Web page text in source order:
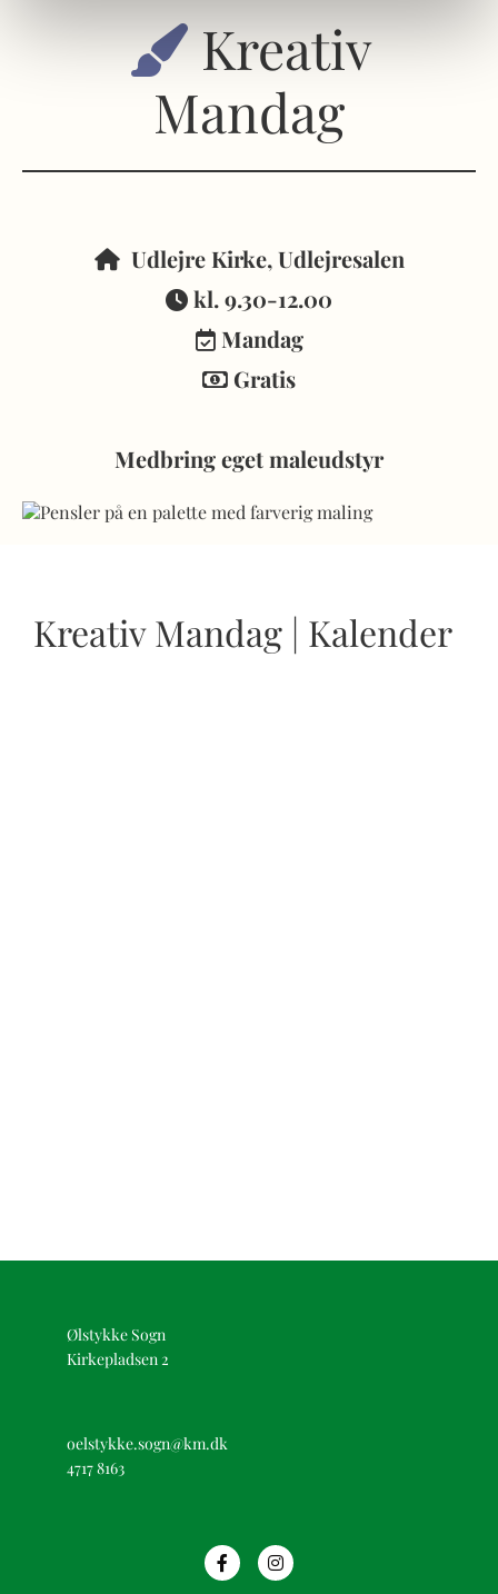
 Kreativ
Mandag
Udlejre Kirke, Udlejresalen
 kl.9.30-12.00
 Mandag
 Gratis
Medbring eget maleudstyr
Kreativ Mandag | Kalender
Ølstykke Sogn
Kirkepladsen 2
oelstykke.sogn@km.dk
4717 8163